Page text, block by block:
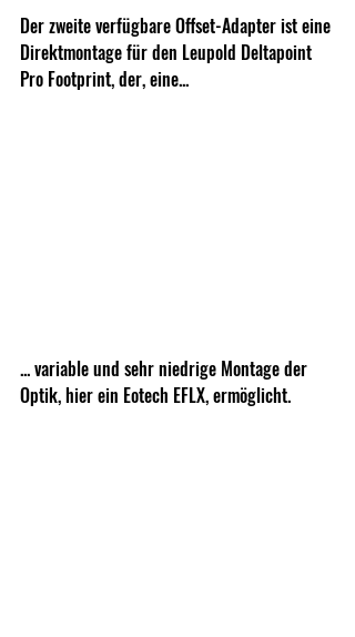
Der zweite verfügbare Offset-Adapter ist eine
Direktmontage für den Leupold Deltapoint
Pro Footprint, der, eine...
... variable und sehr niedrige Montage der
Optik, hier ein Eotech EFLX, ermöglicht.